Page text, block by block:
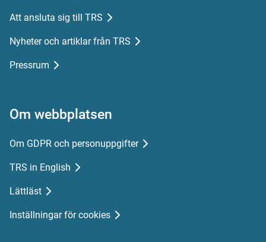
Att ansluta sig till TRS
Nyheter och artiklar från TRS
Pressrum
Om webbplatsen
Om GDPR och personuppgifter
TRS in English
Lättläst
Inställningar för cookies